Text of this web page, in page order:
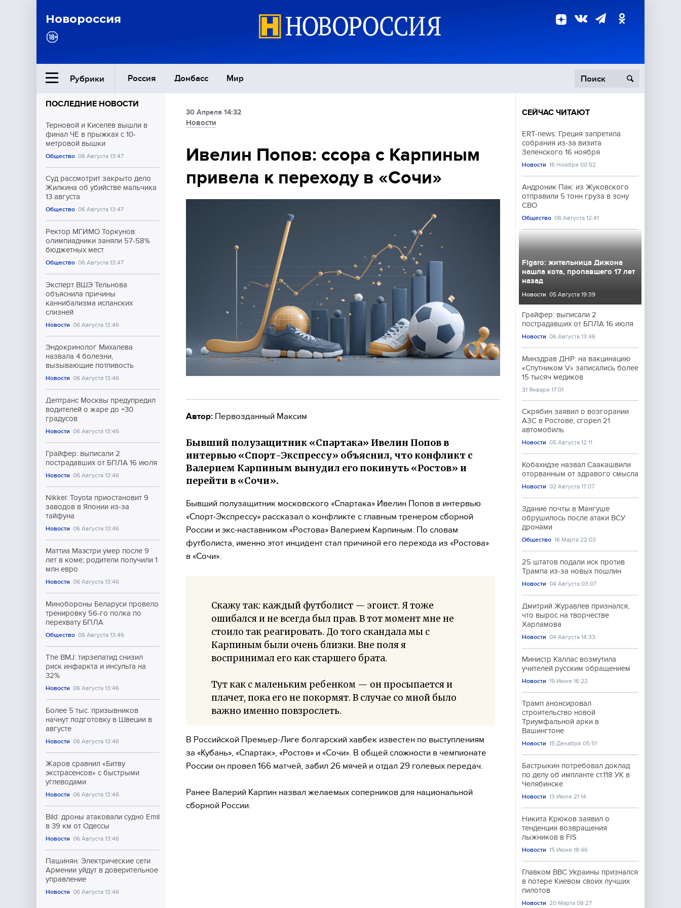
Новороссия
Рубрики Россия Донбасс Мир
Ближний Восток
Общество
Экономика
Происшествия
Культура
Спорт
ПОСЛЕДНИЕ НОВОСТИ
Терновой и Киселёв вышли в
финал ЧЕ в прыжках с 10-
метровой вышки
Общество 06 Августа 13:47
Суд рассмотрит закрыто дело
Жилкина об убийстве мальчика
13 августа
Общество 06 Августа 13:47
Ректор МГИМО Торкунов:
олимпиадники заняли 57-58%
бюджетных мест
Общество 06 Августа 13:47
Эксперт ВШЭ Тельнова
объяснила причины
каннибализма испанских
слизней
Новости 06 Августа 13:46
Эндокринолог Михалева
назвала 4 болезни,
вызывающие потливость
Новости 06 Августа 13:46
Дептранс Москвы предупредил
водителей о жаре до +30
градусов
Новости 06 Августа 13:46
Грайфер: выписали 2
пострадавших от БПЛА 16 июля
Новости 06 Августа 13:46
Nikkei: Toyota приостановит 9
заводов в Японии из-за
тайфуна
Новости 06 Августа 13:46
Маттиа Маэстри умер после 9
лет в коме; родители получили 1
млн евро
Новости 06 Августа 13:46
Минобороны Беларуси провело
тренировку 56-го полка по
перехвату БПЛА
Общество 06 Августа 13:46
The BMJ: тирзепатид снизил
риск инфаркта и инсульта на
32%
Новости 06 Августа 13:46
Более 5 тыс. призывников
начнут подготовку в Швеции в
августе
Новости 06 Августа 13:46
Жаров сравнил «Битву
экстрасенсов» с быстрыми
углеводами
Новости 06 Августа 13:46
Bild: дроны атаковали судно Emil
в 39 км от Одессы
Новости 06 Августа 13:46
Пашинян: Электрические сети
Армении уйдут в доверительное
управление
Новости 06 Августа 13:46
30 Апреля 14:32
Новости
Ивелин Попов: ссора с Карпиным
привела к переходу в «Сочи»
Автор: Первозданный Максим
Бывший полузащитник «Спартака» Ивелин Попов в
интервью «Спорт-Экспрессу» объяснил, что конфликт с
Валерием Карпиным вынудил его покинуть «Ростов» и
перейти в «Сочи».
Бывший полузащитник московского «Спартака» Ивелин Попов в интервью
«Спорт-Экспрессу» рассказал о конфликте с главным тренером сборной
России и экс-наставником «Ростова» Валерием Карпиным. По словам
футболиста, именно этот инцидент стал причиной его перехода из «Ростова»
в «Сочи».
Скажу так: каждый футболист — эгоист. Я тоже
ошибался и не всегда был прав. В тот момент мне не
стоило так реагировать. До того скандала мы с
Карпиным были очень близки. Вне поля я
воспринимал его как старшего брата.
Тут как с маленьким ребенком — он просыпается и
плачет, пока его не покормят. В случае со мной было
важно именно повзрослеть.
В Российской Премьер-Лиге болгарский хавбек известен по выступлениям
за «Кубань», «Спартак», «Ростов» и «Сочи». В общей сложности в чемпионате
России он провел 166 матчей, забил 26 мячей и отдал 29 голевых передач.
Ранее Валерий Карпин назвал желаемых соперников для национальной
сборной России.
СЕЙЧАС ЧИТАЮТ
ERT-news: Греция запретила
собрания из-за визита
Зеленского 16 ноября
Новости 16 Ноября 00:52
Андроник Пак: из Жуковского
отправили 5 тонн груза в зону
СВО
Общество 06 Августа 12:41
Figaro: жительница Дижона
нашла кота, пропавшего 17 лет
назад
Новости 05 Августа 19:39
Грайфер: выписали 2
пострадавших от БПЛА 16 июля
Новости 06 Августа 13:46
Минздрав ДНР: на вакцинацию
«Спутником V» записались более
15 тысяч медиков
31 Января 17:01
Скрябин заявил о возгорании
АЗС в Ростове, сгорел 21
автомобиль
Новости 05 Августа 12:11
Кобахидзе назвал Саакашвили
оторванным от здравого смысла
Новости 02 Августа 17:07
Здание почты в Мангуше
обрушилось после атаки ВСУ
дронами
Общество 16 Марта 22:03
25 штатов подали иск против
Трампа из-за новых пошлин
Новости 04 Августа 03:07
Дмитрий Журавлев признался,
что вырос на творчестве
Харламова
Новости 04 Августа 14:33
Министр Каллас возмутила
учителей русским обращением
Новости 19 Июня 16:22
Трамп анонсировал
строительство новой
Триумфальной арки в
Вашингтоне
Новости 15 Декабря 05:51
Бастрыкин потребовал доклад
по делу об импланте ст.118 УК в
Челябинске
Новости 13 Июля 21:14
Никита Крюков заявил о
тенденции возвращения
лыжников в FIS
Новости 15 Июня 18:46
Главком ВВС Украины признался
в потере Киевом своих лучших
пилотов
Новости 20 Марта 08:27